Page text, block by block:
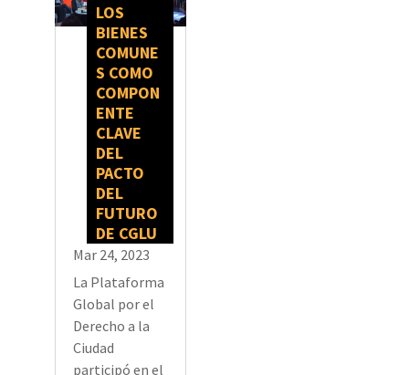
LOS
BIENES
COMUNE
S COMO
COMPON
ENTE
CLAVE
DEL
PACTO
DEL
FUTURO
DE CGLU
Mar 24, 2023
La Plataforma
Global por el
Derecho a la
Ciudad
participó en el